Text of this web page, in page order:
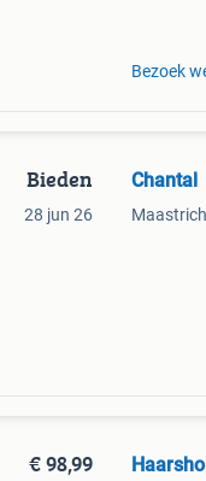
Bezoek
Bieden
28 jun 26
Chantal
€ 98,99